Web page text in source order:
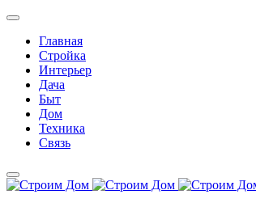
Главная
Стройка
Интерьер
Дача
Быт
Дом
Техника
Связь